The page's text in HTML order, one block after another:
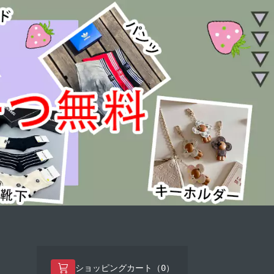
ショッピングカート（ 0）